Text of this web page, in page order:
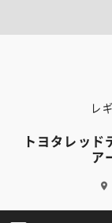
レ
トヨタレッド
ア